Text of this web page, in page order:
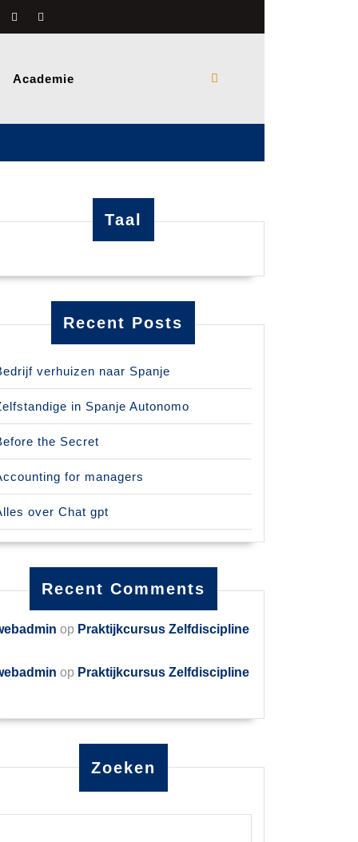
Academie
Taal
Recent Posts
verhuizen naar Spanje
in Spanje Autonomo
the Secret
for managers
over Chat gpt
Recent Comments
op Praktijkcursus Zelfdiscipline
op Praktijkcursus Zelfdiscipline
Zoeken